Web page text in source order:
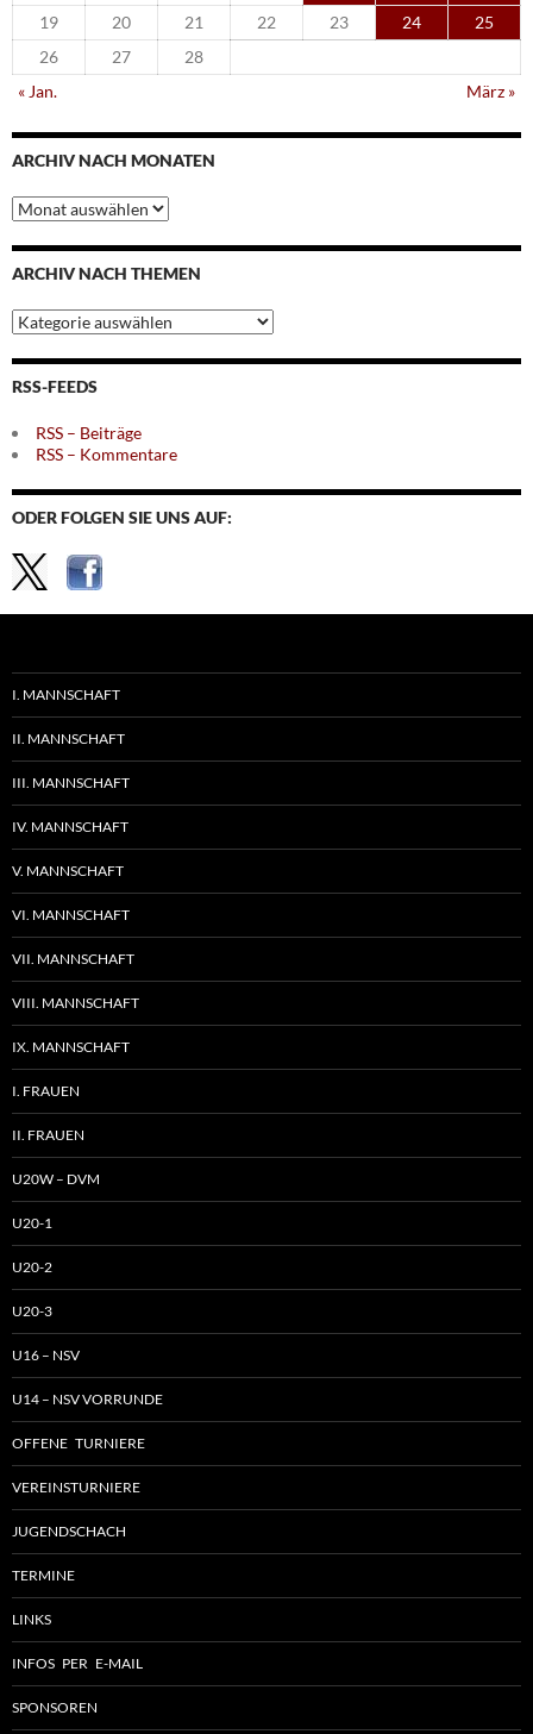
19
20 21 22 23 24
25
26
27
28
« Jan.
März »
ARCHIV NACH MONATEN
Archiv
nach
Monaten
ARCHIV NACH THEMEN
Archiv
nach
Themen
RSS-FEEDS
RSS – Beiträge
RSS – Kommentare
ODER FOLGEN SIE UNS AUF:
I. MANNSCHAFT
II. MANNSCHAFT
III. MANNSCHAFT
IV. MANNSCHAFT
V. MANNSCHAFT
VI. MANNSCHAFT
VII. MANNSCHAFT
VIII. MANNSCHAFT
IX. MANNSCHAFT
I. FRAUEN
II. FRAUEN
U20W – DVM
U20-1
U20-2
U20-3
U16 – NSV
U14 – NSV VORRUNDE
OFFENE TURNIERE
VEREINSTURNIERE
JUGENDSCHACH
TERMINE
LINKS
INFOS PER E-MAIL
SPONSOREN